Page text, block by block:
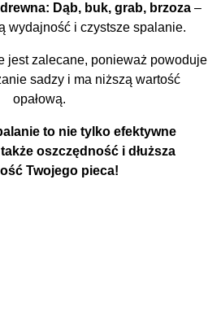
Dąb, buk, grab, brzoza–
wydajność i czystsze spalanie.
jest zalecane, ponieważ powoduje
sadzy i ma niższą wartość
opałową.
to nie tylko efektywne
oszczędność i dłuższa
Twojego pieca!